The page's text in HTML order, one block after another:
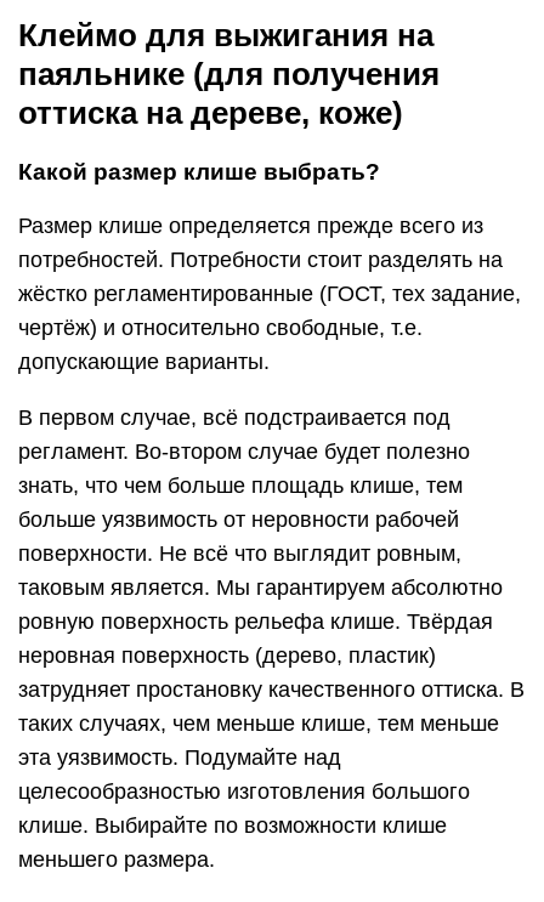
Клеймо для выжигания на
паяльнике (для получения
оттиска на дереве, коже)
Какой размер клише выбрать?
Размер клише определяется прежде всего из
потребностей. Потребности стоит разделять на
жёстко регламентированные (ГОСТ, тех задание,
чертёж) и относительно свободные, т.е.
допускающие варианты.
В первом случае, всё подстраивается под
регламент. Во-втором случае будет полезно
знать, что чем больше площадь клише, тем
больше уязвимость от неровности рабочей
поверхности. Не всё что выглядит ровным,
таковым является. Мы гарантируем абсолютно
ровную поверхность рельефа клише. Твёрдая
неровная поверхность (дерево, пластик)
затрудняет простановку качественного оттиска. В
таких случаях, чем меньше клише, тем меньше
эта уязвимость. Подумайте над
целесообразностью изготовления большого
клише. Выбирайте по возможности клише
меньшего размера.